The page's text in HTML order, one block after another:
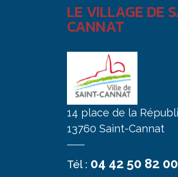
LE VILLAGE DE
CANNAT
14 place de la
13760 Saint-Cannat
Tél : 04 42 50 82 00